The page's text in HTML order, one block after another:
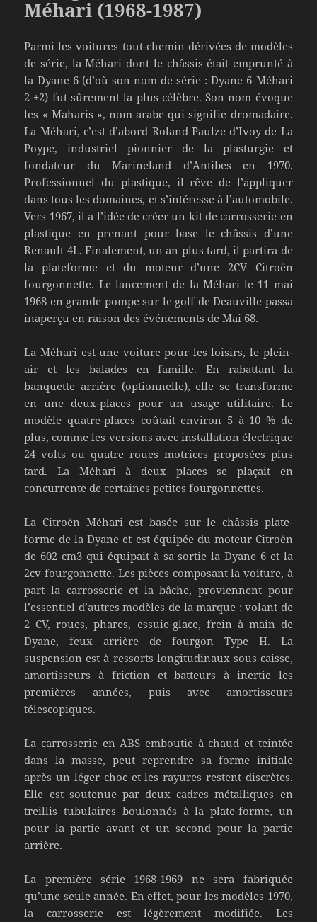
Méhari (1968-1987)
Parmi les voitures tout-chemin dérivées de modèles
de série, la Méhari dont le châssis était emprunté à
la Dyane 6 (d’où son nom de série : Dyane 6 Méhari
2-+2) fut sûrement la plus célèbre. Son nom évoque
les « Maharis », nom arabe qui signifie dromadaire.
La Méhari, c’est d’abord Roland Paulze d’Ivoy de La
Poype, industriel pionnier de la plasturgie et
fondateur du Marineland d’Antibes en 1970.
Professionnel du plastique, il rêve de l’appliquer
dans tous les domaines, et s’intéresse à l’automobile.
Vers 1967, il a l’idée de créer un kit de carrosserie en
plastique en prenant pour base le châssis d’une
Renault 4L. Finalement, un an plus tard, il partira de
la plateforme et du moteur d’une 2CV Citroën
fourgonnette. Le lancement de la Méhari le 11 mai
1968 en grande pompe sur le golf de Deauville passa
inaperçu en raison des événements de Mai 68.
La Méhari est une voiture pour les loisirs, le plein-
air et les balades en famille. En rabattant la
banquette arrière (optionnelle), elle se transforme
en une deux-places pour un usage utilitaire. Le
modèle quatre-places coûtait environ 5 à 10 % de
plus, comme les versions avec installation électrique
24 volts ou quatre roues motrices proposées plus
tard. La Méhari à deux places se plaçait en
concurrente de certaines petites fourgonnettes.
La Citroën Méhari est basée sur le châssis plate-
forme de la Dyane et est équipée du moteur Citroën
de 602 cm3 qui équipait à sa sortie la Dyane 6 et la
2cv fourgonnette. Les pièces composant la voiture, à
part la carrosserie et la bâche, proviennent pour
l’essentiel d’autres modèles de la marque : volant de
2 CV, roues, phares, essuie-glace, frein à main de
Dyane, feux arrière de fourgon Type H. La
suspension est à ressorts longitudinaux sous caisse,
amortisseurs à friction et batteurs à inertie les
premières années, puis avec amortisseurs
télescopiques.
La carrosserie en ABS emboutie à chaud et teintée
dans la masse, peut reprendre sa forme initiale
après un léger choc et les rayures restent discrètes.
Elle est soutenue par deux cadres métalliques en
treillis tubulaires boulonnés à la plate-forme, un
pour la partie avant et un second pour la partie
arrière.
La première série 1968-1969 ne sera fabriquée
qu’une seule année. En effet, pour les modèles 1970,
la carrosserie est légèrement modifiée. Les